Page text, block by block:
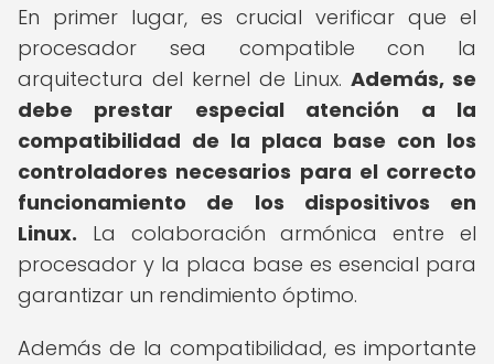
En primer lugar, es crucial verificar que el
procesador sea compatible con la
arquitectura del kernel de Linux.Además, se
debe prestar especial atención a la
compatibilidad de la placa base con los
controladores necesarios para el correcto
funcionamiento de los dispositivos en
Linux. La colaboración armónica entre el
procesador y la placa base es esencial para
garantizar un rendimiento óptimo.
Además de la compatibilidad, es importante